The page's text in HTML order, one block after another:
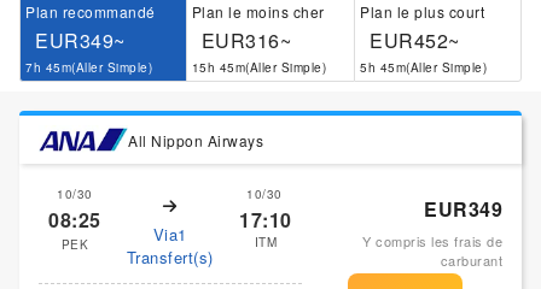
Plan recommandé
EUR349~
7h 45m(Aller Simple)
Plan le moins cher
EUR316~
15h 45m(Aller Simple)
Plan le plus court
EUR452~
5h 45m(Aller Simple)
All Nippon Airways
10/30
08:25
PEK
Via1
Transfert(s)
10/30
17:10
ITM
EUR349
Y compris les frais de
carburant